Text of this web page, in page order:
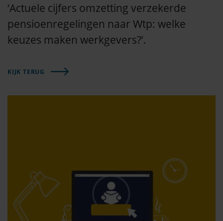
‘Actuele cijfers omzetting verzekerde
pensioenregelingen naar Wtp: welke
keuzes maken werkgevers?’.
KIJK TERUG